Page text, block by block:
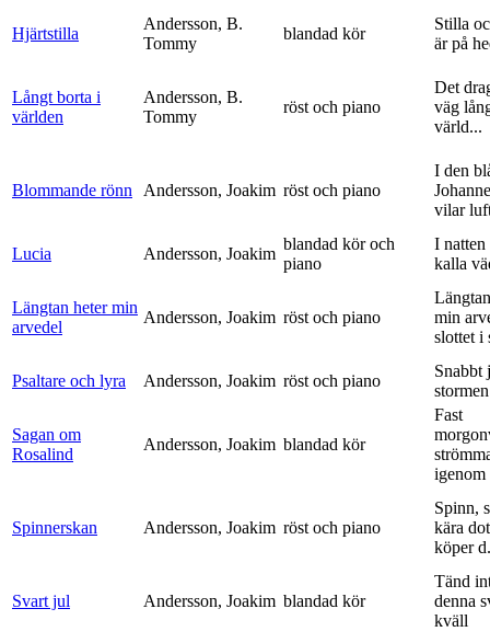
Hjärtstilla
Andersson, B.
Tommy
blandad kör
Stilla
är på
Långt borta i
världen
Andersson, B.
Tommy
röst och piano
Det
väg
värld...
Blommande rönn Andersson, Joakim röst och piano
I den
vilar
Lucia Andersson, Joakim
blandad kör och
piano
I natten
kalla
Längtan heter min
arvedel
Andersson, Joakim röst och piano
min
slottet i
Psaltare och lyra Andersson, Joakim röst och piano
Snabbt
Sagan om
Rosalind
Andersson, Joakim blandad kör
Fast
igenom
Spinnerskan Andersson, Joakim röst och piano
Spinn,
kära
köper
Svart jul Andersson, Joakim blandad kör
Tänd
denna
kväll